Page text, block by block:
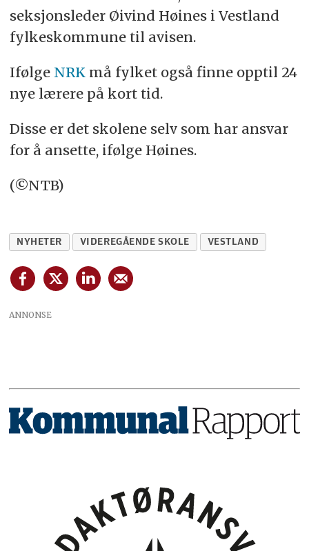
seksjonsleder Øivind Høines i Vestland
fylkeskommune til avisen.
Ifølge NRK må fylket også finne opptil 24
nye lærere på kort tid.
Disse er det skolene selv som har ansvar
for å ansette, ifølge Høines.
(©NTB)
NYHETER VIDEREGÅENDE SKOLE VESTLAND
ANNONSE